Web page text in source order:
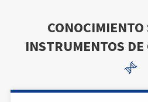
CONOCIMIENTO
INSTRUMENTOS
